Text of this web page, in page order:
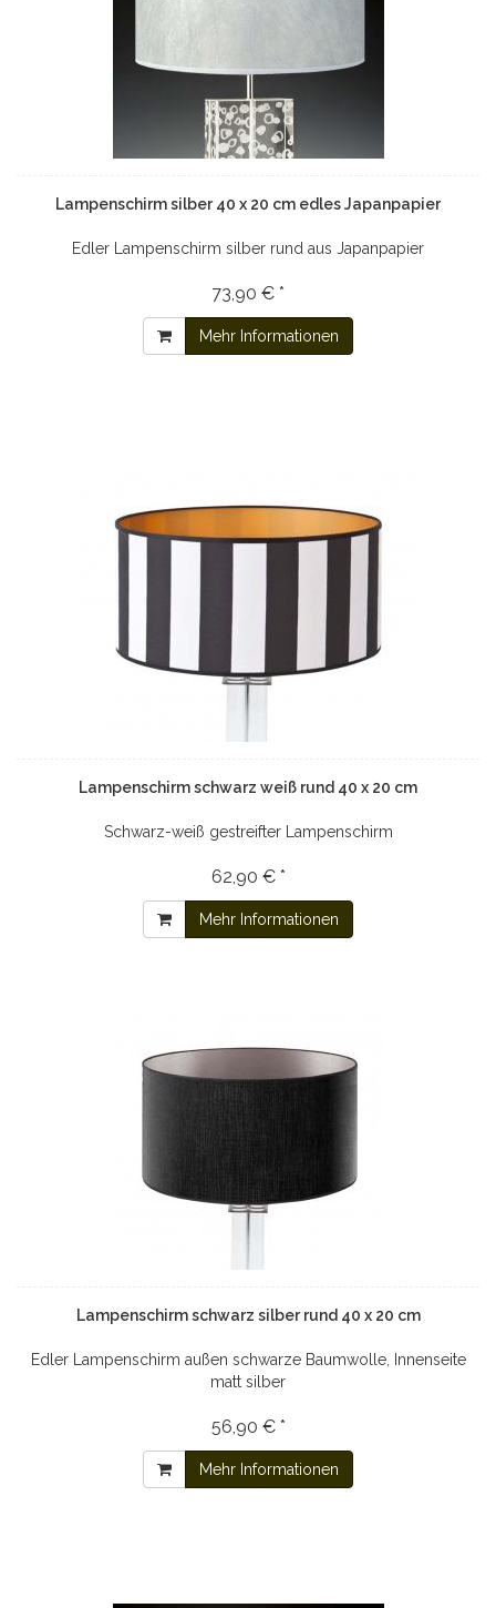
Lampenschirm silber 40 x 20 cm edles Japanpapier
Edler Lampenschirm silber rund aus Japanpapier
73,90 € *
Mehr Informationen
Lampenschirm schwarz weiß rund 40 x 20 cm
Schwarz-weiß gestreifter Lampenschirm
62,90 € *
Mehr Informationen
Lampenschirm schwarz silber rund 40 x 20 cm
Edler Lampenschirm außen schwarze Baumwolle, Innenseite
matt silber
56,90 € *
Mehr Informationen